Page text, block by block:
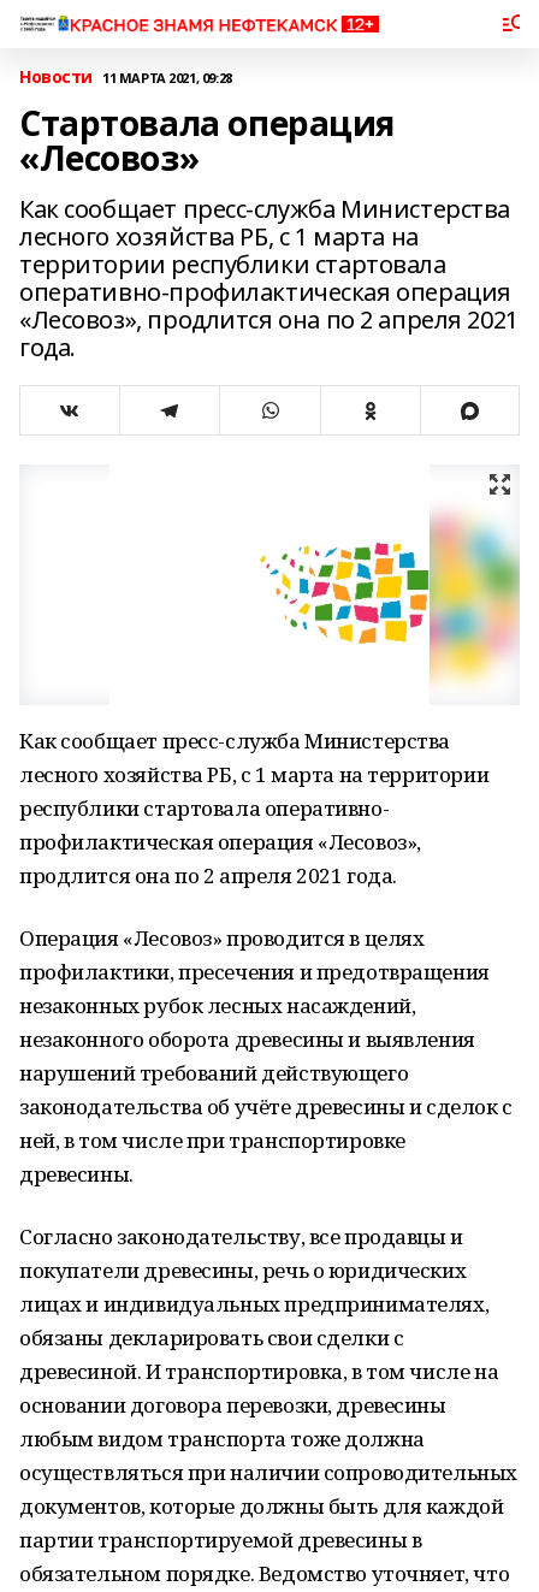
Новости 11 МАРТА 2021, 09:28
Стартовала операция
«Лесовоз»
Как сообщает пресс-служба Министерства
лесного хозяйства РБ, с 1 марта на
территории республики стартовала
оперативно-профилактическая операция
«Лесовоз», продлится она по 2 апреля 2021
года.
Как сообщает пресс-служба Министерства
лесного хозяйства РБ, с 1 марта на территории
республики стартовала оперативно-
профилактическая операция «Лесовоз»,
продлится она по 2 апреля 2021 года.
Операция «Лесовоз» проводится в целях
профилактики, пресечения и предотвращения
незаконных рубок лесных насаждений,
незаконного оборота древесины и выявления
нарушений требований действующего
законодательства об учёте древесины и сделок с
ней, в том числе при транспортировке
древесины.
Согласно законодательству, все продавцы и
покупатели древесины, речь о юридических
лицах и индивидуальных предпринимателях,
обязаны декларировать свои сделки с
древесиной. И транспортировка, в том числе на
основании договора перевозки, древесины
любым видом транспорта тоже должна
осуществляться при наличии сопроводительных
документов, которые должны быть для каждой
партии транспортируемой древесины в
обязательном порядке. Ведомство уточняет, что